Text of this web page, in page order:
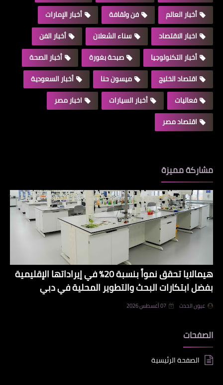
أخبار العالم
فن وثقافة
أخبار الإمارات
اخبار الاقتصاد
سناء الشعلان
أخبار الفن
أخبار التكنولوجيا
صبحة بغورة
أخبار الصحة
اقتصاد الخليج
ميسون حنا
أخبار السعودية
فعاليات
أخبار السيارات
اخبار مصر
اقتصاد مصر
مشاركة مميزة
هيمالايا تحقق نمواً بنسبة 20% في إيراداتها الإقليمية
بفضل ابتكارات البحث والتطوير المحلية في دبي
عيون الحدث 07 أغسطس 2026
الصفحات
الصفحة الرئيسية